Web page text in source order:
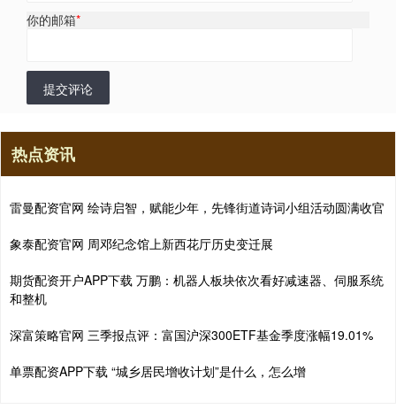
你的邮箱*
提交评论
热点资讯
雷曼配资官网 绘诗启智，赋能少年，先锋街道诗词小组活动圆满收官
象泰配资官网 周邓纪念馆上新西花厅历史变迁展
期货配资开户APP下载 万鹏：机器人板块依次看好减速器、伺服系统
和整机
深富策略官网 三季报点评：富国沪深300ETF基金季度涨幅19.01%
单票配资APP下载 “城乡居民增收计划”是什么，怎么增